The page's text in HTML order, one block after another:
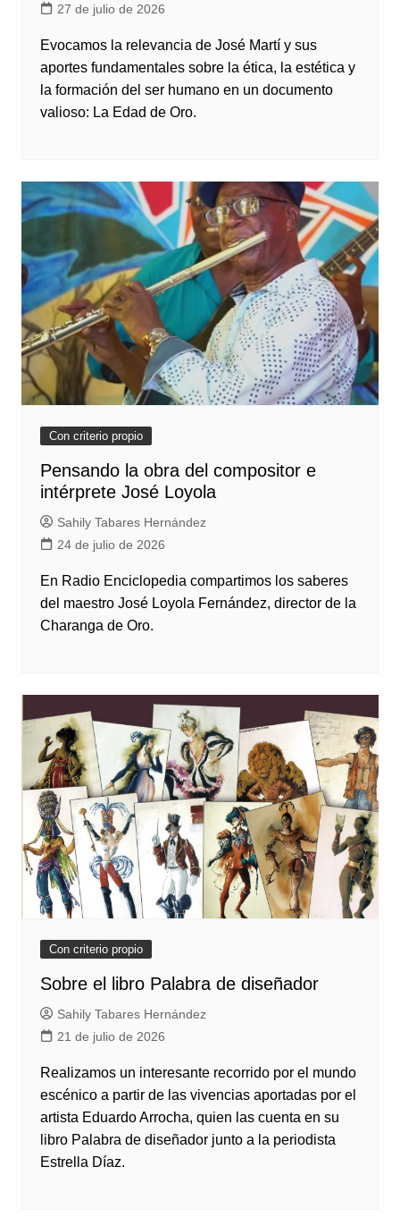
27 de julio de 2026
Evocamos la relevancia de José Martí y sus
aportes fundamentales sobre la ética, la estética y
la formación del ser humano en un documento
valioso: La Edad de Oro.
Con criterio propio
Pensando la obra del compositor e
intérprete José Loyola
Sahily Tabares Hernández
24 de julio de 2026
En Radio Enciclopedia compartimos los saberes
del maestro José Loyola Fernández, director de la
Charanga de Oro.
Con criterio propio
Sobre el libro Palabra de diseñador
Sahily Tabares Hernández
21 de julio de 2026
Realizamos un interesante recorrido por el mundo
escénico a partir de las vivencias aportadas por el
artista Eduardo Arrocha, quien las cuenta en su
libro Palabra de diseñador junto a la periodista
Estrella Díaz.